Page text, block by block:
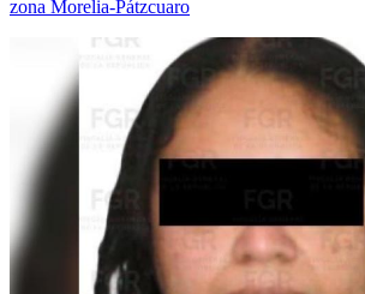
zona Morelia-Pátzcuaro